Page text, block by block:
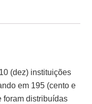
(dez) instituições
em 195 (cento e
foram distribuídas